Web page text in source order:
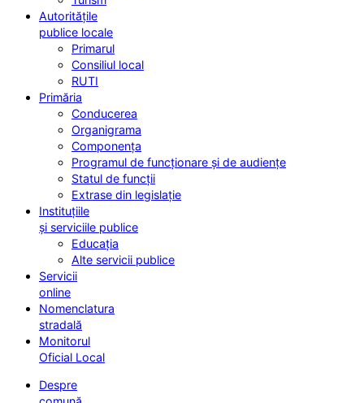
Autoritățile
publice locale
Primarul
Consiliul local
RUTI
Primăria
Conducerea
Organigrama
Componența
Programul de funcționare și de audiențe
Statul de funcții
Extrase din legislație
Instituțiile
și serviciile publice
Educația
Alte servicii publice
Servicii
online
Nomenclatura
stradală
Monitorul
Oficial Local
Despre